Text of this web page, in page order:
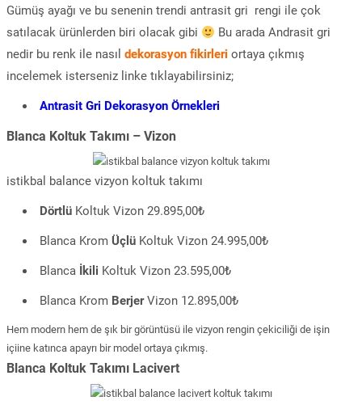
Gümüş ayağı ve bu senenin trendi antrasit gri rengi ile çok
satılacak ürünlerden biri olacak gibi
Bu arada Andrasit gri
nedir bu renk ile nasıl dekorasyon fikirleri ortaya çıkmış
incelemek isterseniz linke tıklayabilirsiniz;
Antrasit Gri Dekorasyon Örnekleri
Blanca Koltuk Takımı – Vizon
istikbal balance vizyon koltuk takımı
Dörtlü Koltuk Vizon 29.895,00₺
Blanca Krom Üçlü Koltuk Vizon 24.995,00₺
Blanca İkili Koltuk Vizon 23.595,00₺
Blanca Krom BerjerVizon 12.895,00₺
Hem modern hem de şık bir görüntüsü ile vizyon rengin çekiciliği de işin
içiine katınca apayrı bir model ortaya çıkmış.
Blanca Koltuk Takımı Lacivert